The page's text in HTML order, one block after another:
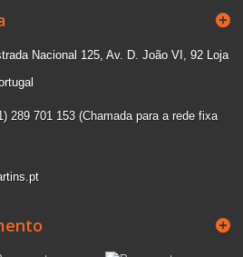
Nacional 125, Av. D. João VI, 92 Loja
289 701 153 (Chamada para a rede fixa